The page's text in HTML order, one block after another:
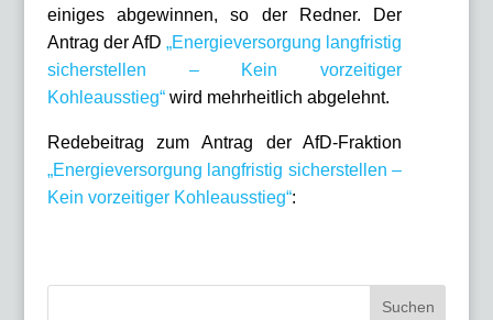
einiges abgewinnen, so der Redner. Der
Antrag der AfD„Energieversorgung langfristig
sicherstellen – Kein vorzeitiger
Kohleausstieg“wird mehrheitlich abgelehnt.
Redebeitrag zum Antrag der AfD-Fraktion
„Energieversorgung langfristig sicherstellen –
Kein vorzeitiger Kohleausstieg“: